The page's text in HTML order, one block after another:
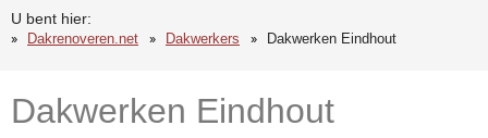
U bent hier:
Dakrenoveren.net
Dakwerkers Dakwerken Eindhout
Dakwerken Eindhout